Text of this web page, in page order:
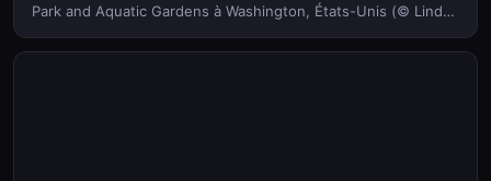
Park and Aquatic Gardens à Washington, États-Unis (© Linda
France)